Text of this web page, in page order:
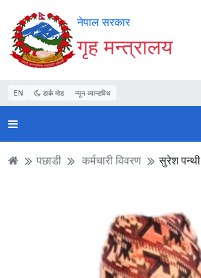
Accessibility
Mode
सुरु
गर्नुहोस्
सामाग्री
पढ्नुहाेस्
नेभिगेसन
पढ्नुहाेस्
वेबसाइट
खोजमा
जानुहोस्
नेपाल सरकार
गृह मन्त्रालय
EN डार्क मोड न्यून व्यान्डविथ
पछाडी कर्मचारी विवरण सुरेश पन्थी